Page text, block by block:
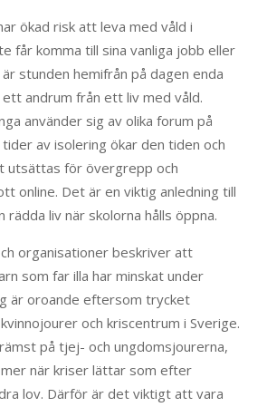
ökad risk att leva med våld i
får komma till sina vanliga jobb eller
stunden hemifrån på dagen enda
andrum från ett liv med våld.
använder sig av olika forum på
av isolering ökar den tiden och
utsättas för övergrepp och
online. Det är en viktig anledning till
liv när skolorna hålls öppna.
organisationer beskriver att
som far illa har minskat under
är oroande eftersom trycket
och kriscentrum i Sverige.
på tjej- och ungdomsjourerna,
när kriser lättar som efter
lov. Därför är det viktigt att vara